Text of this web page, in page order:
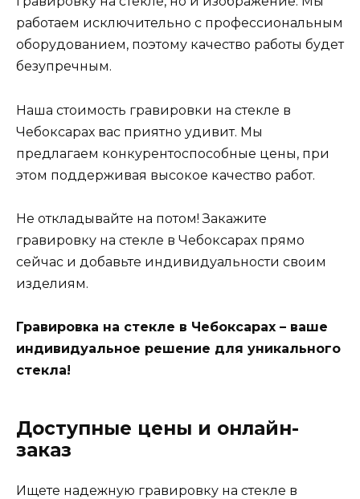
работаем исключительно с профессиональным
оборудованием, поэтому качество работы будет
безупречным.
Наша стоимость гравировки на стекле в
Чебоксарах вас приятно удивит. Мы
предлагаем конкурентоспособные цены, при
этом поддерживая высокое качество работ.
Не откладывайте на потом! Закажите
гравировку на стекле в Чебоксарах прямо
сейчас и добавьте индивидуальности своим
изделиям.
Гравировка на стекле в Чебоксарах – ваше
индивидуальное решение для уникального
стекла!
Доступные цены и онлайн-
заказ
Ищете надежную гравировку на стекле в